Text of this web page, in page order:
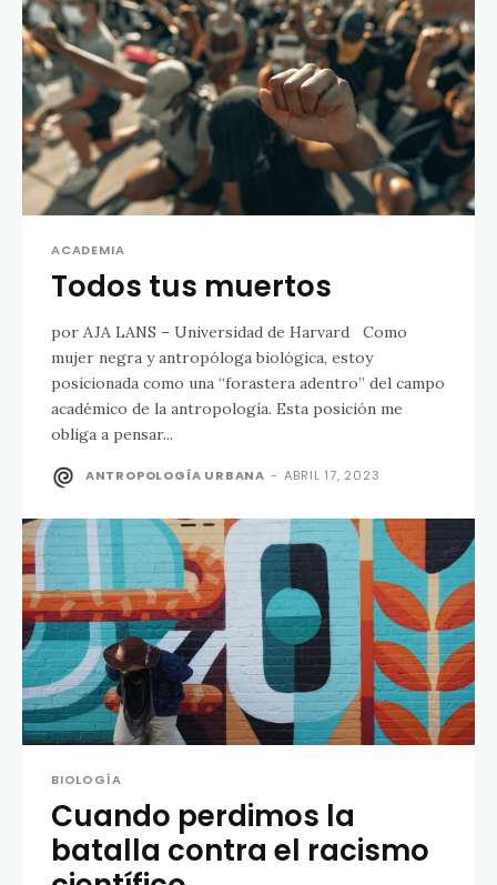
ACADEMIA
Todos tus muertos
por AJA LANS – Universidad de Harvard Como
mujer negra y antropóloga biológica, estoy
posicionada como una “forastera adentro” del campo
académico de la antropología. Esta posición me
obliga a pensar...
ANTROPOLOGÍA URBANA - ABRIL 17, 2023
BIOLOGÍA
Cuando perdimos la
batalla contra el racismo